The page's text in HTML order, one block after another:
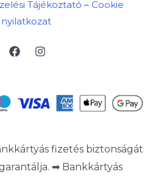
Tájékoztató – Cookie
nyilatkozat
fizetés biztonságát
➡ Bankkártyás